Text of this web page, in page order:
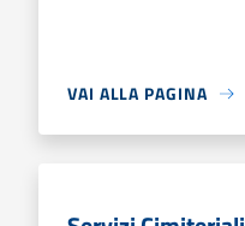
VAI ALLA PAGINA